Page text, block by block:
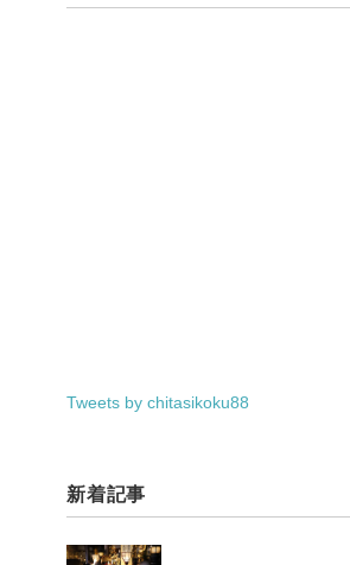
Tweets by chitasikoku88
新着記事